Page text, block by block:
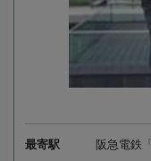
最寄駅 阪急電鉄